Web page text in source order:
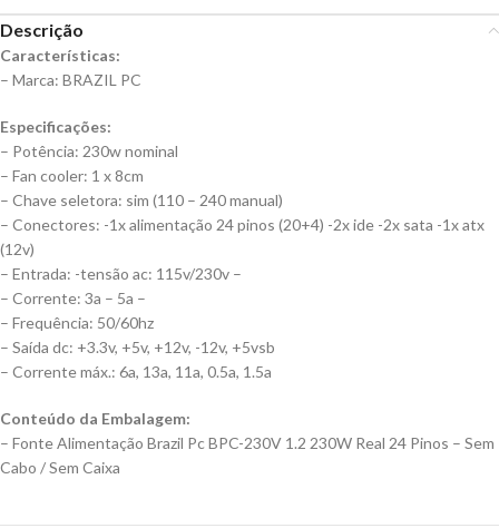
Descrição
Características:
– Marca: BRAZIL PC
Especificações:
– Potência: 230w nominal
– Fan cooler: 1 x 8cm
– Chave seletora: sim (110 – 240 manual)
– Conectores: -1x alimentação 24 pinos (20+4) -2x ide -2x sata -1x atx
(12v)
– Entrada: -tensão ac: 115v/230v –
– Corrente: 3a – 5a –
– Frequência: 50/60hz
– Saída dc: +3.3v, +5v, +12v, -12v, +5vsb
– Corrente máx.: 6a, 13a, 11a, 0.5a, 1.5a
Conteúdo da Embalagem:
– Fonte Alimentação Brazil Pc BPC-230V 1.2 230W Real 24 Pinos – Sem
Cabo / Sem Caixa